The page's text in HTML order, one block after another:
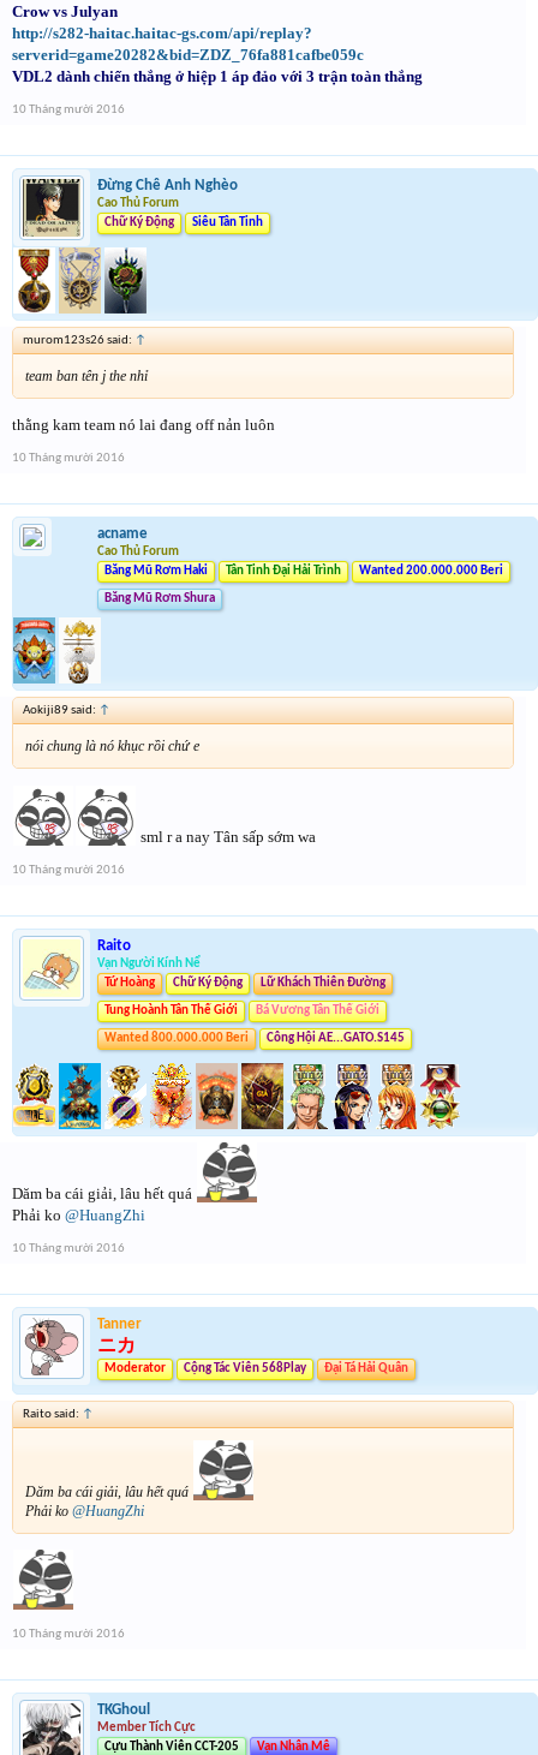
Crow vs Julyan
http://s282-haitac.haitac-gs.com/api/replay?
serverid=game20282&bid=ZDZ_76fa881cafbe059c
VDL2 dành chiến thắng ở hiệp 1 áp đảo với 3 trận toàn thắng
10 Tháng mười 2016
Đừng Chê Anh Nghèo
Cao Thủ Forum
Chữ Ký Động
Siêu Tân Tinh
murom123s26 said: ↑
team ban tên j the nhỉ
thằng kam team nó lai đang off nản luôn
10 Tháng mười 2016
acname
Cao Thủ Forum
Băng Mũ Rơm Haki
Tân Tinh Đại Hải Trình Wanted 200.000.000 Beri
Băng Mũ Rơm Shura
Aokiji89 said: ↑
nói chung là nó khục rồi chứ e
sml r a nay Tân sấp sớm wa
10 Tháng mười 2016
Raito
Vạn Người Kính Nể
Tứ Hoàng
Chữ Ký Động Lữ Khách Thiên Đường
Tung Hoành Tân Thế Giới Bá Vương Tân Thế Giới
Wanted 800.000.000 Beri Công Hội AE...GATO.S145
Dăm ba cái giải, lâu hết quá
Phải ko @HuangZhi
10 Tháng mười 2016
Tanner
ニカ
Moderator Cộng Tác Viên 568Play Đại Tá Hải Quân
Raito said: ↑
Dăm ba cái giải, lâu hết quá
Phải ko @HuangZhi
10 Tháng mười 2016
TKGhoul
Member Tích Cực
Cựu Thành Viên CCT-205
Vạn Nhân Mê